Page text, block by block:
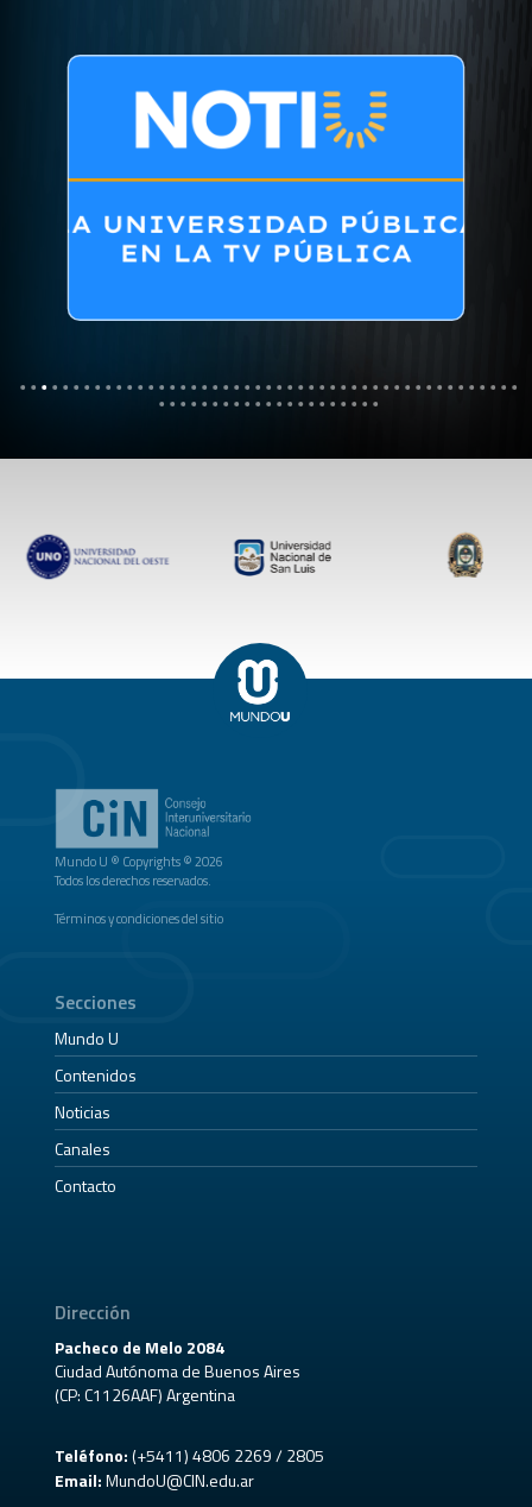
Mundo U ® Copyrights © 2026
Todos los derechos reservados.
Términos y condiciones del sitio
Secciones
Mundo U
Contenidos
Noticias
Canales
Contacto
Dirección
Pacheco de Melo 2084
Ciudad Autónoma de Buenos Aires
(CP: C1126AAF) Argentina
Teléfono:(+5411) 4806 2269 / 2805
Email: MundoU@CIN.edu.ar